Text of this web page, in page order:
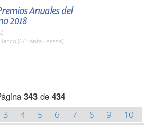
Anuales del
2018
(C/ Santa Teresa)
343de 434
3 4 5 6 7 8 9
10